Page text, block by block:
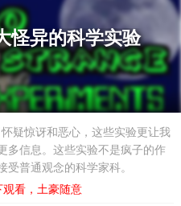
怪异的科学实验
疑惊讶和恶心，这些实验更让我
多信息。这些实验不是疯子的作
普通观念的科学家科。
看，土豪随意